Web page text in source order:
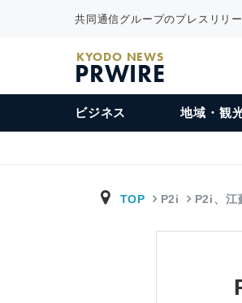
共同通信グループのプレスリリ
KYODO NEWS
PRWIRE
ビジネス 地域・観
TOP P2i P2i、江